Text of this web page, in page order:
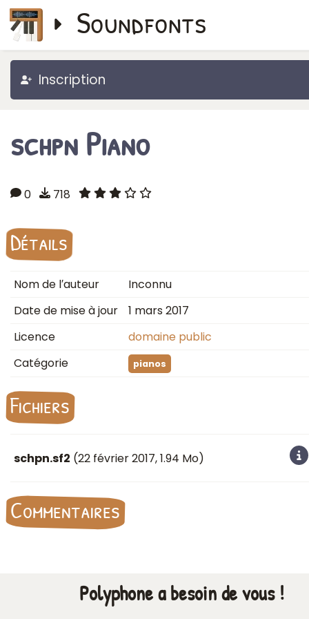
Soundfonts
Inscription
schpn Piano
0 718
Détails
Nom de l′auteur
Inconnu
Date de mise à jour
1 mars 2017
Licence
domaine public
Catégorie
pianos
Fichiers
schpn.sf2 (22 février 2017, 1.94 Mo)
Commentaires
Polyphone a besoin de vous !